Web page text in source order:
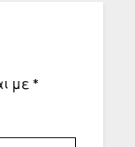
με *